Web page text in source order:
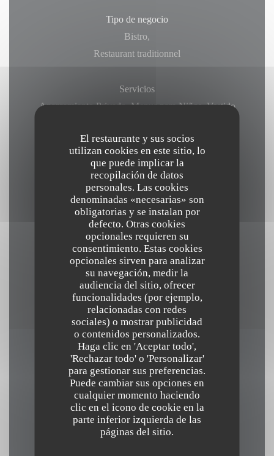
El restaurante y sus socios
utilizan cookies en este sitio, lo
que puede implicar la
recopilación de datos
personales. Las cookies
denominadas «necesarias» son
obligatorias y se instalan por
defecto. Otras cookies
opcionales requieren su
consentimiento. Estas cookies
opcionales sirven para analizar
su navegación, medir la
audiencia del sitio, ofrecer
funcionalidades (por ejemplo,
relacionadas con redes
sociales) o mostrar publicidad
o contenidos personalizados.
Haga clic en 'Aceptar todo',
'Rechazar todo' o 'Personalizar'
para gestionar sus preferencias.
Puede cambiar sus opciones en
cualquier momento haciendo
clic en el icono de cookie en la
parte inferior izquierda de las
páginas del sitio.
Tipo de negocio
Bistro,
Restaurant traditionnel
Servicios
Aparcamiento Privado, Menus para Niños, Vestido
Discapacitados, Para Llevar, Comidas en Familia
Métodos de pago
Efectivo, Ticket Restaurant, Tarjeta de Crédito,
Vouchers de Viaje, Visa, Transferencia bancaria,
Contactless Payment, Pago móvil,
Eurocard/Mastercard, Sin contacto, American
Express, Master, Tickets restaurante, Sodexo, Amex,
Cheques de vacaciones digitales, Ticket restaurante
digital
Horario de apertura
Lunes